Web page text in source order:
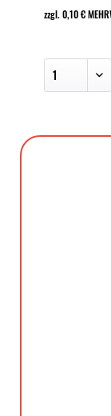
zzgl. 0,10 €